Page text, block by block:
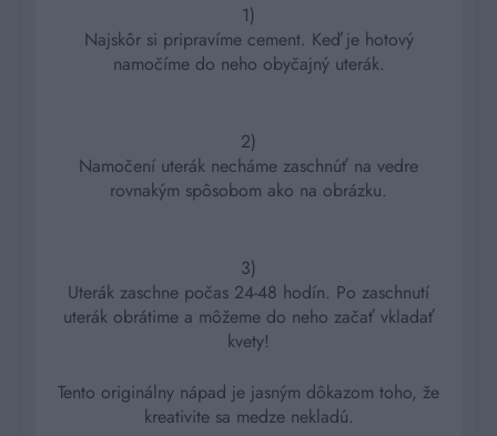
1)
Najskôr si pripravíme cement. Keď je hotový
namočíme do neho obyčajný uterák.
2)
Namočení uterák necháme zaschnúť na vedre
rovnakým spôsobom ako na obrázku.
3)
Uterák zaschne počas 24-48 hodín. Po zaschnutí
uterák obrátime a môžeme do neho začať vkladať
kvety!
Tento originálny nápad je jasným dôkazom toho, že
kreativite sa medze nekladú.